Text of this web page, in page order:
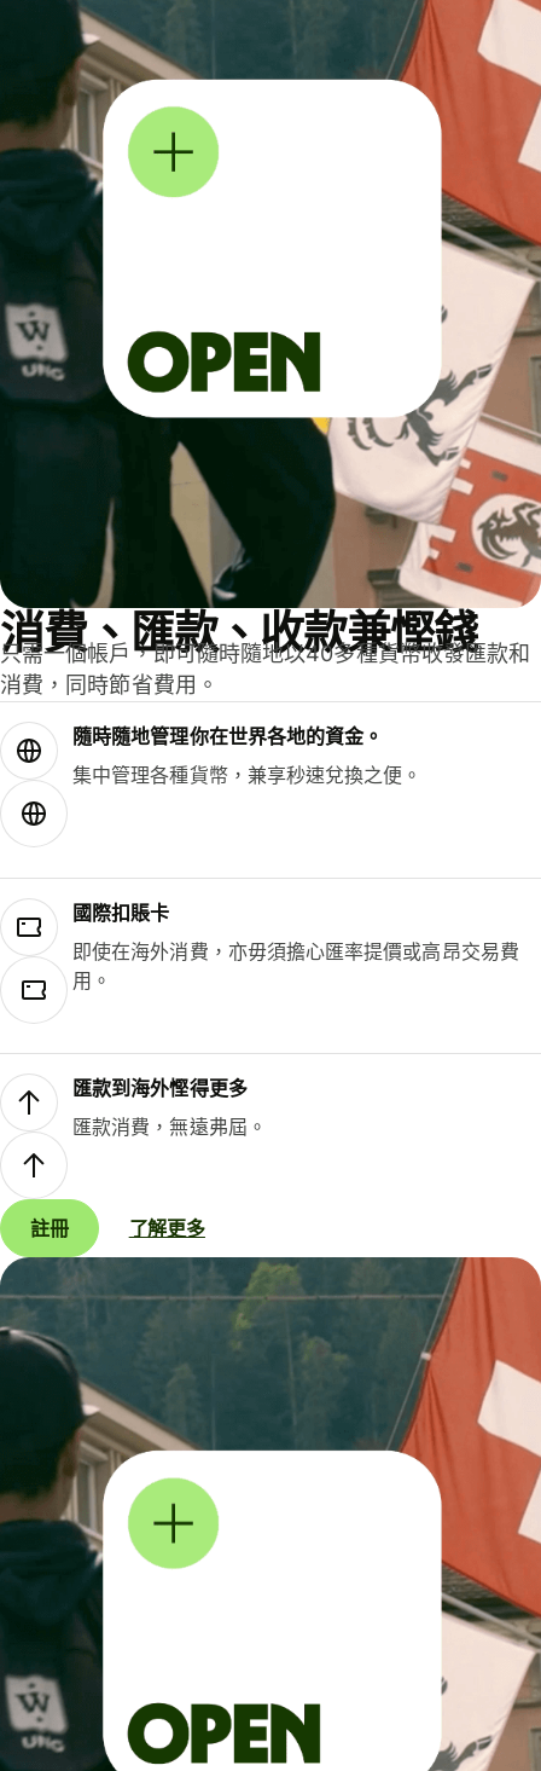
消費、匯款、收款兼慳錢
只需一個帳戶，即可隨時隨地以40多種貨幣收發匯款和
消費，同時節省費用。
隨時隨地管理你在世界各地的資金。
集中管理各種貨幣，兼享秒速兌換之便。
國際扣賬卡
即使在海外消費，亦毋須擔心匯率提價或高昂交易費
用。
匯款到海外慳得更多
匯款消費，無遠弗屆。
註冊 了解更多